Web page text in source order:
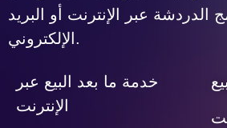
الدردشة عبر الإنترنت أو البريد
الإلكتروني.
خدمة ما بعد البيع عبر
الإنترنت